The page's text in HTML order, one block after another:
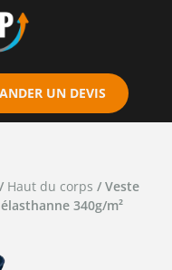
UN DEVIS
/ Haut du corps / Veste
340g/m²